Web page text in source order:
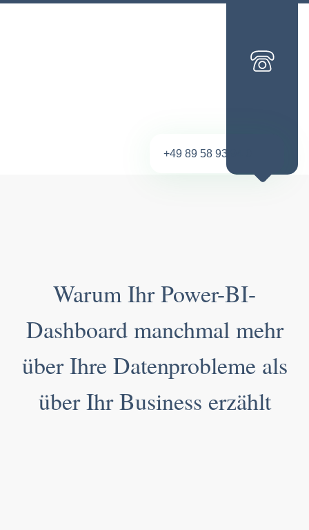
+49 89 58 93 94 0
Warum Ihr Power-BI-
Dashboard manchmal mehr
über Ihre Datenprobleme als
über Ihr Business erzählt